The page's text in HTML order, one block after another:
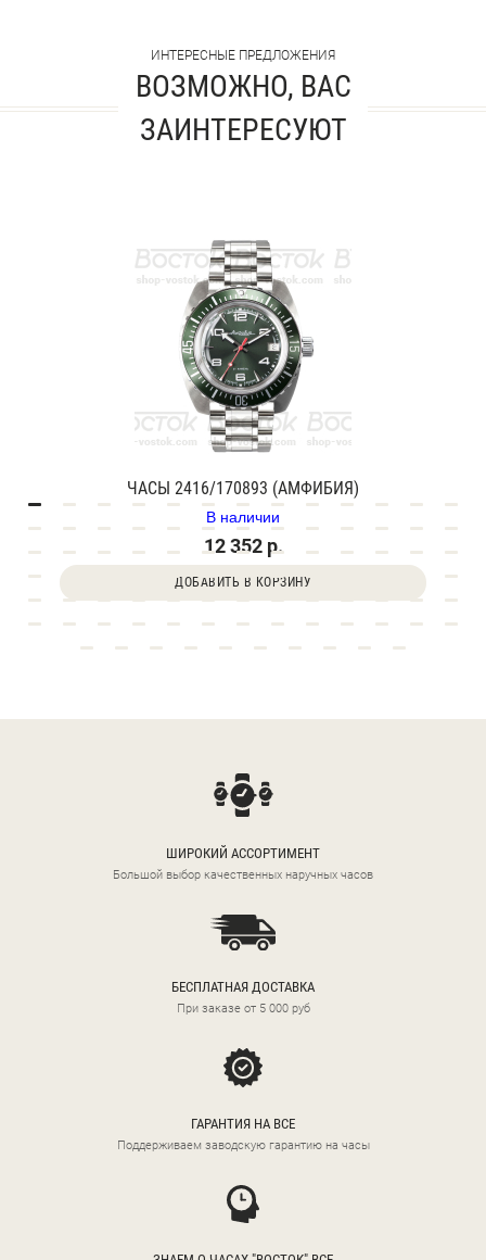
ИНТЕРЕСНЫЕ ПРЕДЛОЖЕНИЯ
ВОЗМОЖНО, ВАС
ЗАИНТЕРЕСУЮТ
ЧАСЫ 2416/170893 (АМФИБИЯ)
В наличии
12 352 р.
ДОБАВИТЬ В КОРЗИНУ
ШИРОКИЙ АССОРТИМЕНТ
Большой выбор качественных наручных часов
БЕСПЛАТНАЯ ДОСТАВКА
При заказе от 5 000 руб
ГАРАНТИЯ НА ВСЕ
Поддерживаем заводскую гарантию на часы